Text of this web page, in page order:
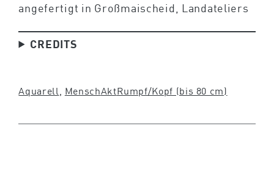
angefertigt in Großmaischeid, Landateliers
CREDITS
Aquarell MenschAktRumpf/Kopf (bis 80 cm)